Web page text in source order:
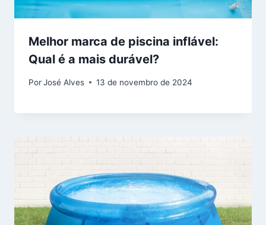
Melhor marca de piscina inflável:
Qual é a mais durável?
PorJosé Alves 13 de novembro de 2024